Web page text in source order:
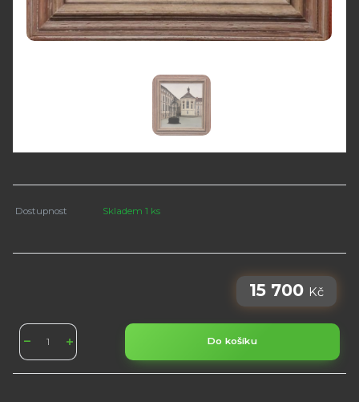
Dostupnost Skladem 1 ks
15 700 Kč
Do košíku